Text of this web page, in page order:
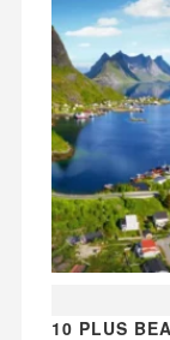
10 PLUS